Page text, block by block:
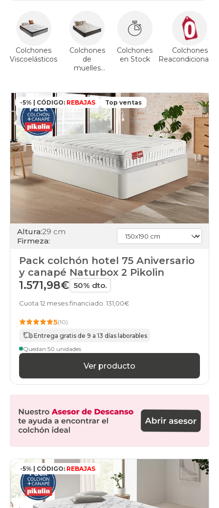
Colchones
Viscoelásticos
Colchones
de
muelles
Colchones
en Stock
Colchones
-5% | CÓDIGO: REBAJAS Top ventas
Altura:29 cm
Firmeza:
Pack colchón hotel 75 Aniversario
y canapé Naturbox 2 Pikolin
1.571,98€ 50% dto.
Cuota 12 meses financiado: 131,00€
5(10)
Entrega gratis de 9 a 13 días laborables
Quedan 50 unidades
Ver producto
-5% | CÓDIGO: REBAJAS